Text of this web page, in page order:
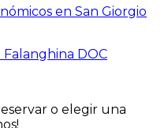
en San Giorgio
DOC
o elegir una